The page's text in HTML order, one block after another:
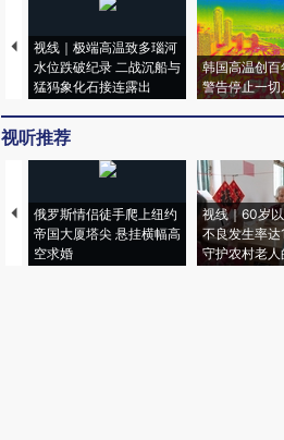
视线｜极端高温致多瑙河
水位跌破纪录 二战沉船与
猛犸象化石接连露出
韩国高温创百
警告停止一
视听推荐
俄罗斯情侣徒手爬上纽约
帝国大厦塔尖 悬挂横幅高
空求婚
视线｜60岁
不良发生率
守护农村老人